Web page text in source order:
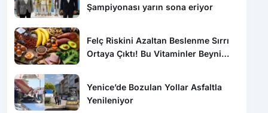
Şampiyonası yarın sona eriyor
Felç Riskini Azaltan Beslenme Sırrı
Ortaya Çıktı! Bu Vitaminler Beyni
Yenice’de Bozulan Yollar Asfaltla
Yenileniyor